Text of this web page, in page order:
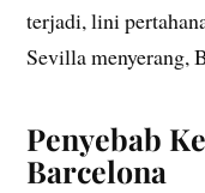
terjadi, lini
Sevilla menyerang,
Penyebab
Barcelona